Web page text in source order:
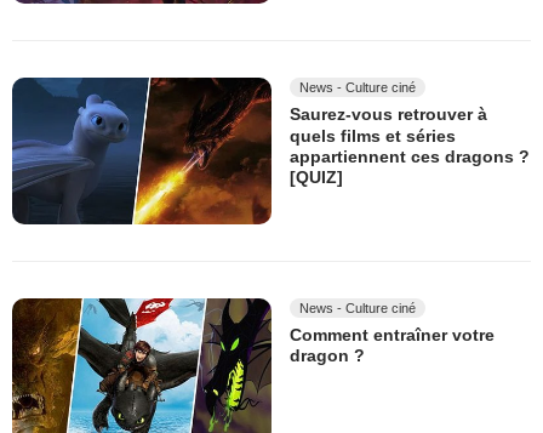
News - Culture ciné
Saurez-vous retrouver à
quels films et séries
appartiennent ces dragons ?
[QUIZ]
News - Culture ciné
Comment entraîner votre
dragon ?